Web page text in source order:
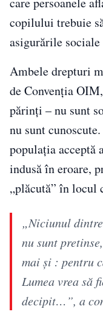
copilului trebuie
asigurările sociale
Ambele drepturi
de Convenția
părinți – nu sunt
nu sunt
populația acceptă
indusă în eroare,
„plăcută” în locul
„Niciunul
nu sunt
mai și : pentru
Lumea vrea să
decipit…”, a